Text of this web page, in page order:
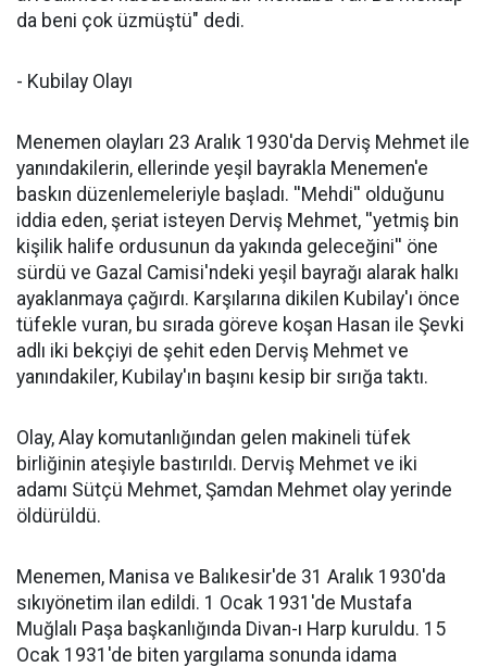
da beni çok üzmüştü" dedi.
- Kubilay Olayı
Menemen olayları 23 Aralık 1930'da Derviş Mehmet ile
yanındakilerin, ellerinde yeşil bayrakla Menemen'e
baskın düzenlemeleriyle başladı. ''Mehdi'' olduğunu
iddia eden, şeriat isteyen Derviş Mehmet, ''yetmiş bin
kişilik halife ordusunun da yakında geleceğini'' öne
sürdü ve Gazal Camisi'ndeki yeşil bayrağı alarak halkı
ayaklanmaya çağırdı. Karşılarına dikilen Kubilay'ı önce
tüfekle vuran, bu sırada göreve koşan Hasan ile Şevki
adlı iki bekçiyi de şehit eden Derviş Mehmet ve
yanındakiler, Kubilay'ın başını kesip bir sırığa taktı.
Olay, Alay komutanlığından gelen makineli tüfek
birliğinin ateşiyle bastırıldı. Derviş Mehmet ve iki
adamı Sütçü Mehmet, Şamdan Mehmet olay yerinde
öldürüldü.
Menemen, Manisa ve Balıkesir'de 31 Aralık 1930'da
sıkıyönetim ilan edildi. 1 Ocak 1931'de Mustafa
Muğlalı Paşa başkanlığında Divan-ı Harp kuruldu. 15
Ocak 1931'de biten yargılama sonunda idama